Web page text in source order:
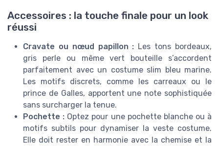
Accessoires : la touche finale pour un look
réussi
Cravate ou nœud papillon : Les tons bordeaux,
gris perle ou même vert bouteille s’accordent
parfaitement avec un costume slim bleu marine.
Les motifs discrets, comme les carreaux ou le
prince de Galles, apportent une note sophistiquée
sans surcharger la tenue.
Pochette : Optez pour une pochette blanche ou à
motifs subtils pour dynamiser la veste costume.
Elle doit rester en harmonie avec la chemise et la